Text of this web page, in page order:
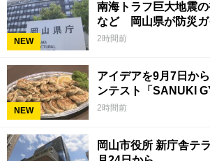
NEW
南海トラフ巨大地震
など 岡山県が防災ガ
2時間前
NEW
アイデアを9月7日か
ンテスト「SANUKI
2時間前
岡山市役所 新庁舎テ